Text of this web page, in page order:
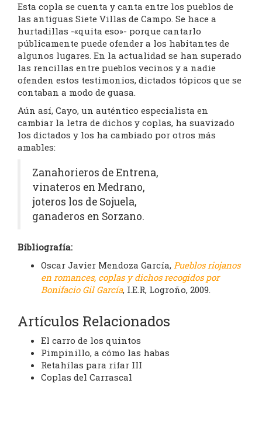
Esta copla se cuenta y canta entre los pueblos de
las antiguas Siete Villas de Campo. Se hace a
hurtadillas -«quita eso»- porque cantarlo
públicamente puede ofender a los habitantes de
algunos lugares. En la actualidad se han superado
las rencillas entre pueblos vecinos y a nadie
ofenden estos testimonios, dictados tópicos que se
contaban a modo de guasa.
Aún así, Cayo, un auténtico especialista en
cambiar la letra de dichos y coplas, ha suavizado
los dictados y los ha cambiado por otros más
amables:
Zanahorieros de Entrena,
vinateros en Medrano,
joteros los de Sojuela,
ganaderos en Sorzano.
Bibliografía:
Oscar Javier Mendoza García, Pueblos riojanos
en romances, coplas y dichos recogidos por
Bonifacio Gil García, I.E.R, Logroño, 2009.
Artículos Relacionados
El carro de los quintos
Pimpinillo, a cómo las habas
Retahílas para rifar III
Coplas del Carrascal